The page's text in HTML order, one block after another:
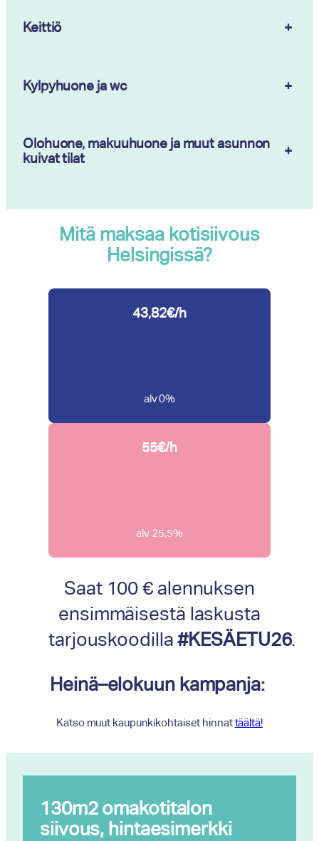
Keittiö +
Kylpyhuone ja wc +
Olohuone, makuuhuone ja muut asunnon
kuivat tilat
+
Mitä maksaa kotisiivous
Helsingissä?
43,82€/h
alv 0%
55€/h
alv 25,5%
Saat 100 € alennuksen
ensimmäisestä laskusta
tarjouskoodilla#KESÄETU26.
Heinä–elokuun kampanja:
Katso muut kaupunkikohtaiset hinnattäältä!
130m2 omakotitalon
siivous, hintaesimerkki